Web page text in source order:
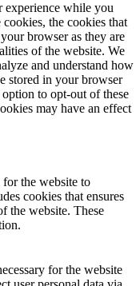
experience while you
the cookies that
browser as they are
of the website. We
and understand how
stored in your browser
to opt-out of these
may have an effect
for the website to
cookies that ensures
the website. These
for the website